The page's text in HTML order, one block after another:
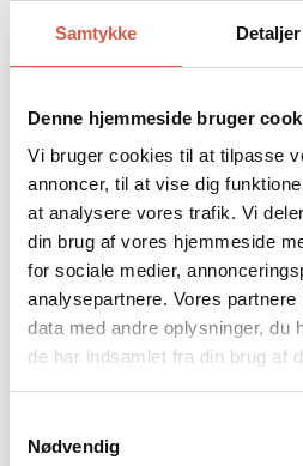
Samtykke Detaljer
Denne hjemmeside bruger
Vi bruger cookies til at tilpasse
annoncer, til at vise dig
at analysere vores trafik. Vi
din brug af vores hjemmeside
for sociale medier,
analysepartnere. Vores
data med andre oplysninger, du
de har indsamlet fra din brug af
Nødvendig
Vælg muligheder
ONLY CARMAKOMA
CarRyder - T-shirt med
Normal
pris
299,00 kr
pris
CarOregon
Alva
-
Stribet
Skjorte
-
nyhed
-